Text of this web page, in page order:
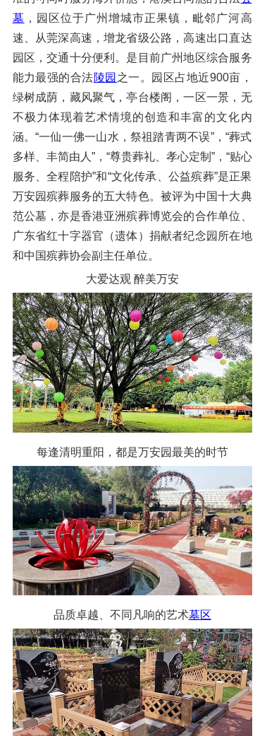
墓 ，园区位于广州增城市正果镇，毗邻广河高
速、从莞深高速，增龙省级公路，高速出口直达
园区，交通十分便利。是目前广州地区综合服务
能力最强的合法陵园 之一。园区占地近900亩，
绿树成荫，藏风聚气，亭台楼阁，一区一景，无
不极力体现着艺术情境的创造和丰富的文化内
涵。“一仙一佛一山水，祭祖踏青两不误”，“葬式
多样、丰简由人”，“尊贵葬礼、孝心定制”，“贴心
服务、全程陪护”和“文化传承、公益殡葬”是正果
万安园殡葬服务的五大特色。被评为中国十大典
范公墓，亦是香港亚洲殡葬博览会的合作单位、
广东省红十字器官（遗体）捐献者纪念园所在地
和中国殡葬协会副主任单位。
大爱达观 醉美万安
每逢清明重阳，都是万安园最美的时节
品质卓越、不同凡响的艺术墓区